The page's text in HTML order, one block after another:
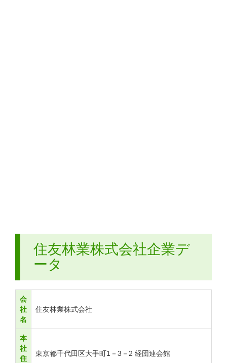
住友林業株式会社企業デ
ータ
会
社
名
住友林業株式会社
本
社
住
東京都千代田区大手町1－3－2 経団連会館